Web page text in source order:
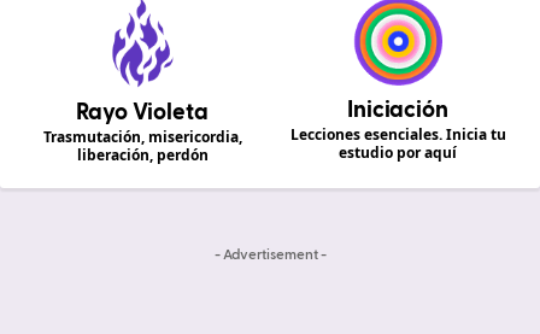
Rayo Violeta
Trasmutación, misericordia,
liberación, perdón
Iniciación
Lecciones esenciales. Inicia tu
estudio por aquí
- Advertisement -